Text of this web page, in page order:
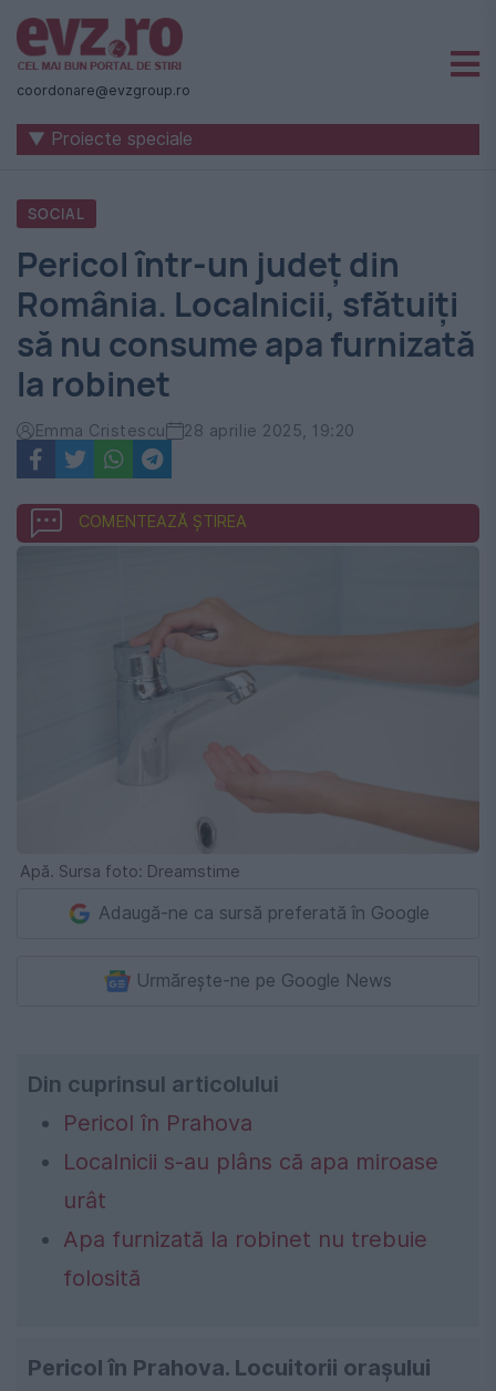
Știri
naționale
internaționale
România
-
Evenimentul
Zilei
coordonare@evzgroup.ro
▼ Proiecte speciale
SOCIAL
Pericol într-un județ din
România. Localnicii, sfătuiți
să nu consume apa furnizată
la robinet
Emma Cristescu 28 aprilie 2025, 19:20
COMENTEAZĂ ȘTIREA
Apă. Sursa foto: Dreamstime
Adaugă-ne ca sursă preferată în Google
Urmărește-ne pe Google News
Din cuprinsul articolului
Pericol în Prahova
Localnicii s-au plâns că apa miroase
urât
Apa furnizată la robinet nu trebuie
folosită
Pericol în Prahova. Locuitorii oraşului